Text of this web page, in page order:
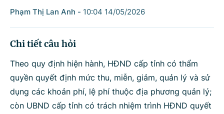
Lĩnh vực
Phạm Thị Lan Anh - 10:04 14/05/2026
Chi tiết câu hỏi
Theo quy định hiện hành, HĐND cấp tỉnh có thẩm
quyền quyết định mức thu, miễn, giảm, quản lý và sử
dụng các khoản phí, lệ phí thuộc địa phương quản lý;
còn UBND cấp tỉnh có trách nhiệm trình HĐND quyết